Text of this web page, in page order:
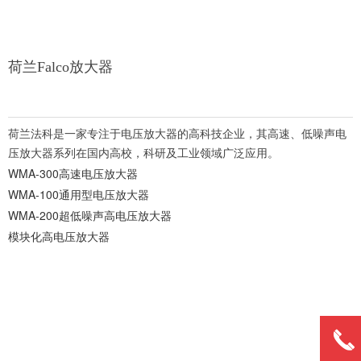
荷兰法科是一家专注于电压放大器的高科技企业，其高速、低噪声电
压放大器系列在国内高校，科研及工业领域广泛应用。
WMA-300高速电压放大器
WMA-100通用型电压放大器
WMA-200超低噪声高电压放大器
模块化高电压放大器
荷兰Falco放大器
끅